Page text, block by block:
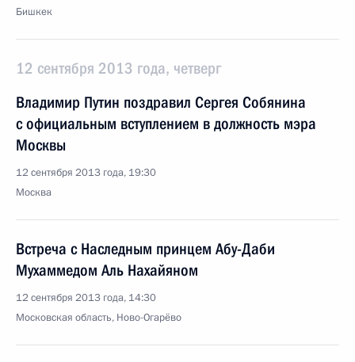
Бишкек
12 сентября 2013 года, четверг
Владимир Путин поздравил Сергея Собянина
с официальным вступлением в должность мэра
Москвы
12 сентября 2013 года, 19:30
Москва
Встреча с Наследным принцем Абу-Даби
Мухаммедом Аль Нахайяном
12 сентября 2013 года, 14:30
Московская область, Ново-Огарёво